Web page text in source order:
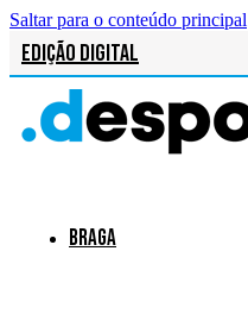
Saltar para o conteúdo principal
Edição Digital
Braga